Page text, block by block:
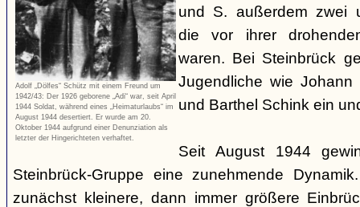
Adolf „Dölfes“ Schütz mit einem Freund um
1942/43: Der 1926 geborene „Adi“ war, seit April
1944 Soldat, während eines „Heimaturlaubs“ im
August 1944 desertiert. Er wurde am 20.
Oktober 1944 aufgrund einer Denunziation als
letzter der Hingerichteten verhaftet.
und S. außerdem zwei
die vor ihrer
waren. Bei Steinbrück
Jugendliche wie Johann
und Barthel Schink ein
Seit August 1944
Steinbrück-Gruppe eine zunehmende
zunächst kleinere, dann immer größere